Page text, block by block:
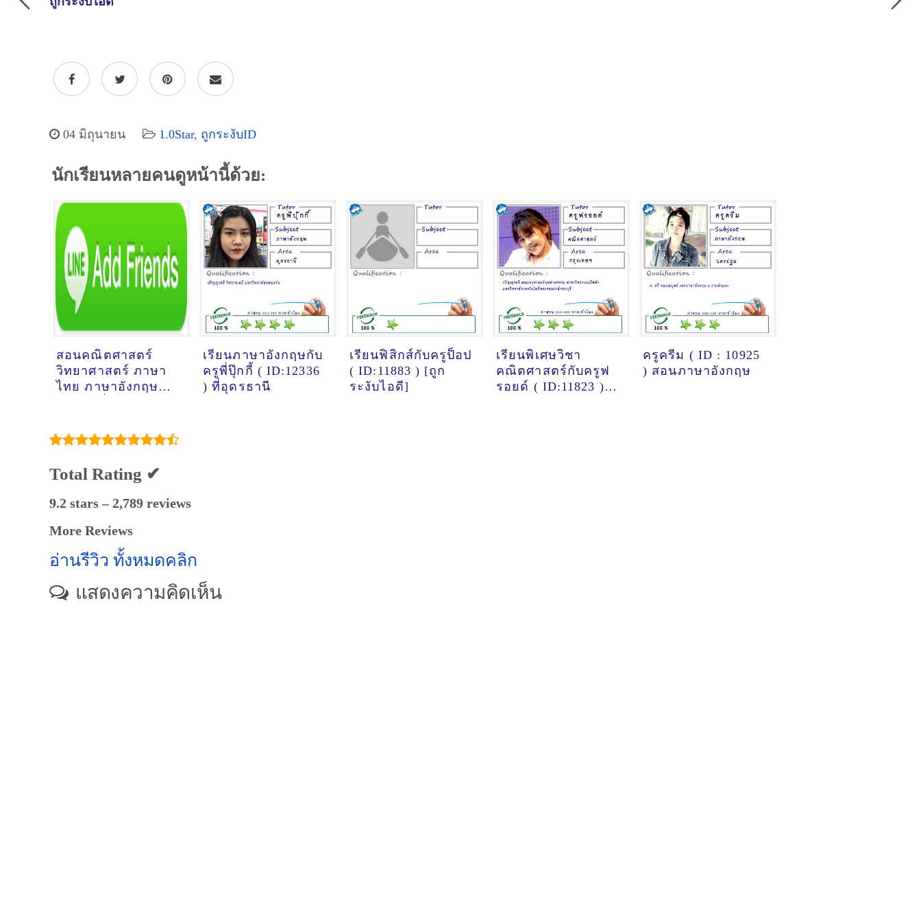
04 มิถุนายน 1.0Star, ถูกระงับID
นักเรียนหลายคนดูหน้านี้ด้วย:
สอนคณิตศาสตร์
วิทยาศาสตร์ ภาษา
ไทย ภาษาอังกฤษ
พระรามสอง
เรียนภาษาอังกฤษกับ
ครูพี่ปุ๊กกี้ ( ID:12336
) ที่อุดรธานี
เรียนฟิสิกส์กับครูป็อป
( ID:11883 ) [ถูก
ระงับไอดี]
เรียนพิเศษวิชา
คณิตศาสตร์กับครูฟ
รอยด์ ( ID:11823 )
ครูครีม ( ID : 10925
) สอนภาษาอังกฤษ
Total Rating ✔
9.2 stars – 2,789 reviews
More Reviews
อ่านรีวิว ทั้งหมดคลิก
แสดงความคิดเห็น